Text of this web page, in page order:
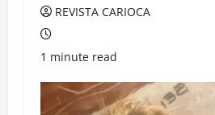
REVISTA CARIOCA
1 minute read